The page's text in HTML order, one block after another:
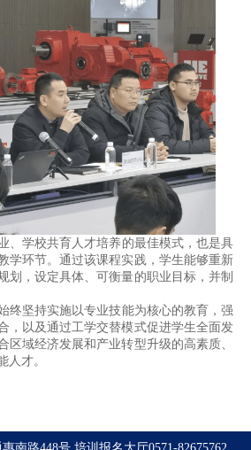
学校共育人才培养的最佳模式，也是具
学环节。通过该课程实践，学生能够重新
划，设定具体、可衡量的职业目标，并制
坚持实施以专业技能为核心的教育，强
，以及通过工学交替模式促进学生全面发
区域经济发展和产业转型升级的高素质、
人才。